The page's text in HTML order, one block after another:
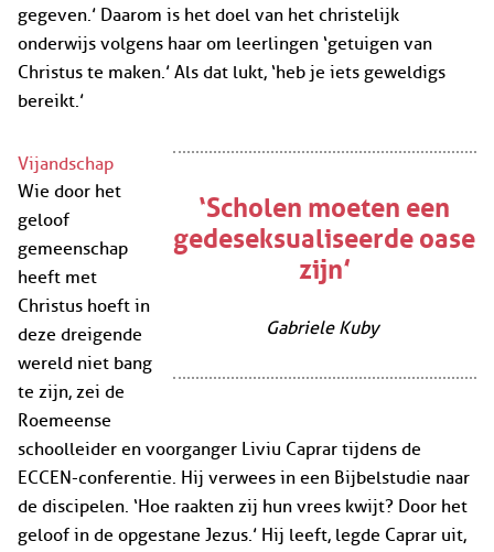
gegeven.’ Daarom is het doel van het christelijk
onderwijs volgens haar om leerlingen ‘getuigen van
Christus te maken.’ Als dat lukt, ‘heb je iets geweldigs
bereikt.’
‘Scholen moeten een
gedeseksualiseerde oase
zijn’
Gabriele Kuby
Vijandschap
Wie door het
geloof
gemeenschap
heeft met
Christus hoeft in
deze dreigende
wereld niet bang
te zijn, zei de
Roemeense
schoolleider en voorganger Liviu Caprar tijdens de
ECCEN-conferentie. Hij verwees in een Bijbelstudie naar
de discipelen. ‘Hoe raakten zij hun vrees kwijt? Door het
geloof in de opgestane Jezus.’ Hij leeft, legde Caprar uit,